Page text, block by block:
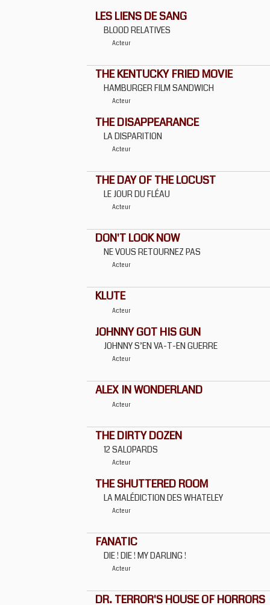
LES LIENS DE SANG
BLOOD RELATIVES
Acteur
THE KENTUCKY FRIED MOVIE
HAMBURGER FILM SANDWICH
Acteur
THE DISAPPEARANCE
LA DISPARITION
Acteur
THE DAY OF THE LOCUST
LE JOUR DU FLÉAU
Acteur
DON'T LOOK NOW
NE VOUS RETOURNEZ PAS
Acteur
KLUTE
Acteur
JOHNNY GOT HIS GUN
JOHNNY S’EN VA-T-EN GUERRE
Acteur
ALEX IN WONDERLAND
Acteur
THE DIRTY DOZEN
12 SALOPARDS
Acteur
THE SHUTTERED ROOM
LA MALÉDICTION DES WHATELEY
Acteur
FANATIC
DIE ! DIE ! MY DARLING !
Acteur
DR. TERROR'S HOUSE OF HORRORS